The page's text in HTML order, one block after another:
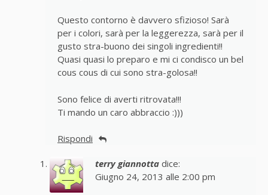
Questo contorno è davvero sfizioso! Sarà
per i colori, sarà per la leggerezza, sarà per il
gusto stra-buono dei singoli ingredienti!!
Quasi quasi lo preparo e mi ci condisco un bel
cous cous di cui sono stra-golosa!!
Sono felice di averti ritrovata!!!
Ti mando un caro abbraccio :)))
Rispondi
terry giannotta dice:
Giugno 24, 2013 alle 2:00 pm